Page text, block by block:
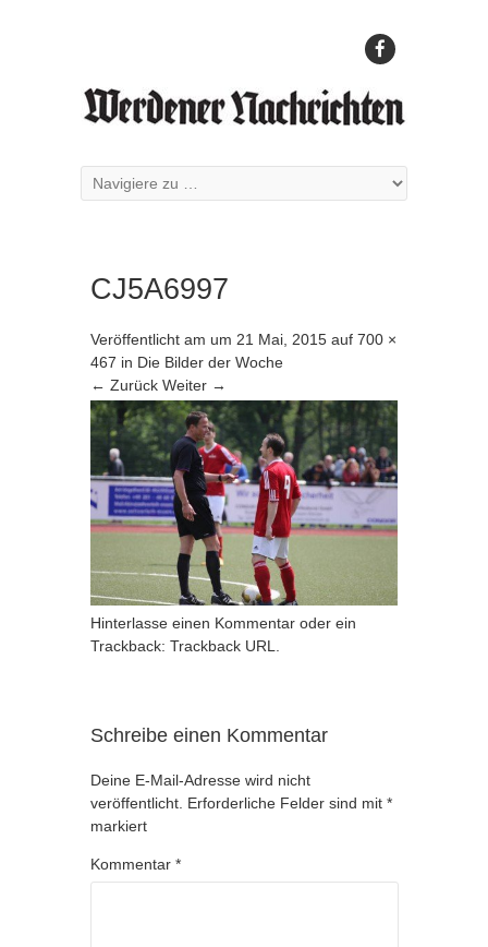
CJ5A6997
Veröffentlicht am um 21 Mai, 2015 auf 700 ×
467 in Die Bilder der Woche
← Zurück Weiter →
Hinterlasse einen Kommentar oder ein
Trackback: Trackback URL.
Schreibe einen Kommentar
Deine E-Mail-Adresse wird nicht
veröffentlicht. Erforderliche Felder sind mit *
markiert
Kommentar *